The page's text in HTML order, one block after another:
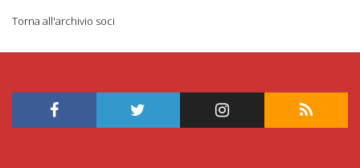
Torna all'archivio soci